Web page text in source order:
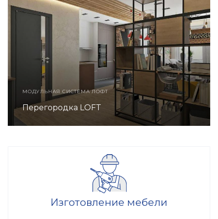
МОДУЛЬНАЯ СИСТЕМА ЛОФТ
Этажерка LOFT
Изготовление мебели